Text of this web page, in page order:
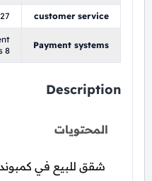
customer service
Payment systems
8
Description
المحتويات
شقق للبيع في